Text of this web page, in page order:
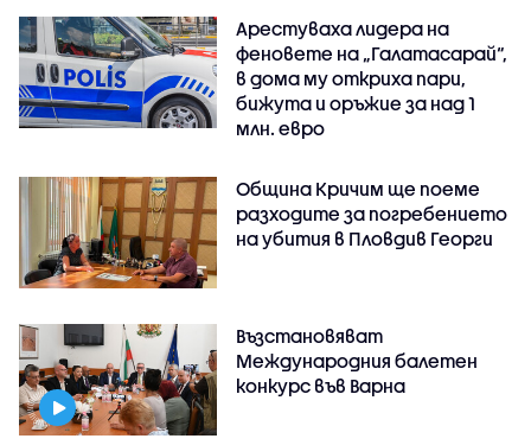
Арестуваха лидера на
феновете на „Галатасарай“,
в дома му откриха пари,
бижута и оръжие за над 1
млн. евро
Община Кричим ще поеме
разходите за погребението
на убития в Пловдив Георги
Възстановяват
Международния балетен
конкурс във Варна